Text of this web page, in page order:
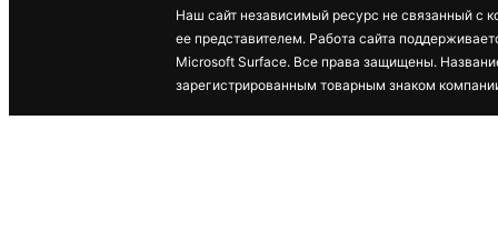
Наш сайт независимый ресурс не связанный с
ее представителем. Работа сайта
Microsoft Surface. Все права защищены.
зарегистрированным товарным знаком